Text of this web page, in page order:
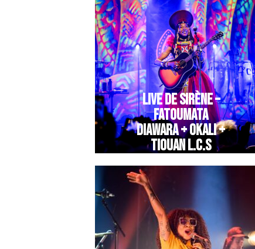
LIVE DE SIRÈNE –
FATOUMATA
DIAWARA + OKALI +
TIOUAN L.C.S